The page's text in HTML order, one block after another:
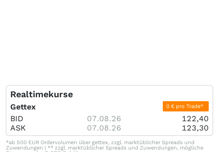
Realtimekurse
Gettex 0 € pro Trade*
BID 07.08.26
122,40
ASK
07.08.26 123,30
*ab 500 EUR Ordervolumen über gettex, zzgl. marktüblicher Spreads und
Zuwendungen | ** zzgl. marktüblicher Spreads und Zuwendungen, mögliche